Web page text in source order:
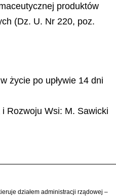
produktów
(Dz. U. Nr 220, poz.
życie po upływie 14 dni
Rozwoju Wsi: M. Sawicki
działem administracji rządowej –